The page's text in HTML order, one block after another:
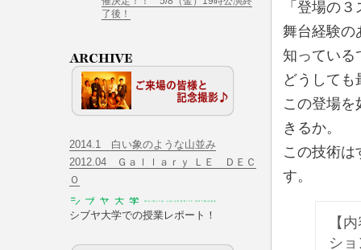
「登場の
舞台経験の
知っている
どうして
この登場を
きるか。
この技術は
す。
【
シ
了後！
2014.1 白い象のような山並み
2012.04 Ｇａｌｌａｒｙ ＬＥ ＤＥＣ
Ｏ
シブヤ大学での授業レポート！